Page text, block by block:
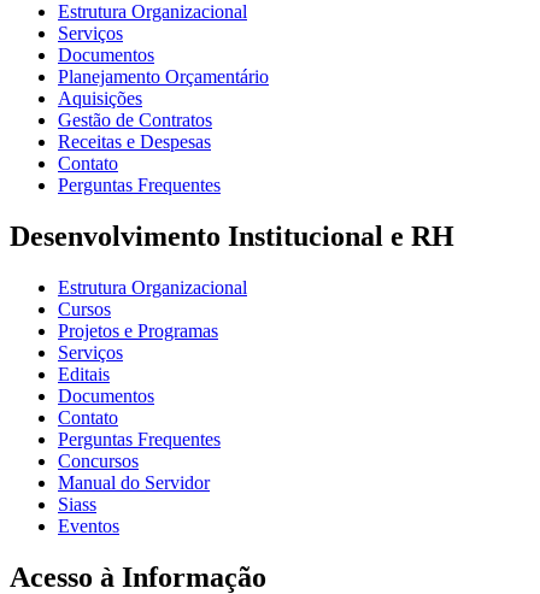
Estrutura Organizacional
Serviços
Documentos
Planejamento Orçamentário
Aquisições
Gestão de Contratos
Receitas e Despesas
Contato
Perguntas Frequentes
Desenvolvimento Institucional e RH
Estrutura Organizacional
Cursos
Projetos e Programas
Serviços
Editais
Documentos
Contato
Perguntas Frequentes
Concursos
Manual do Servidor
Siass
Eventos
Acesso à Informação